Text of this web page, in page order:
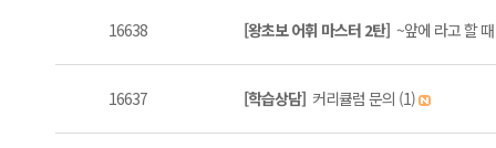
16638 [왕초보 어휘 마스터 2탄] ~앞에 라고 할
16637 [학습상담] 커리큘럼 문의 (1)